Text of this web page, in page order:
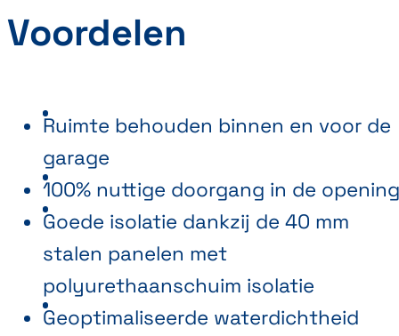
Voordelen
Ruimte behouden binnen en voor de
garage
100% nuttige doorgang in de opening
Goede isolatie dankzij de 40 mm
stalen panelen met
polyurethaanschuim isolatie
Geoptimaliseerde waterdichtheid